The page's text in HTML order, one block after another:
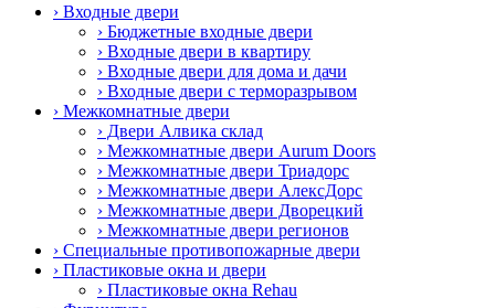
› Входные двери
› Бюджетные входные двери
› Входные двери в квартиру
› Входные двери для дома и дачи
› Входные двери с терморазрывом
› Межкомнатные двери
› Двери Алвика склад
› Межкомнатные двери Aurum Doors
› Межкомнатные двери Триадорс
› Межкомнатные двери АлексДорс
› Межкомнатные двери Дворецкий
› Межкомнатные двери регионов
› Специальные противопожарные двери
› Пластиковые окна и двери
› Пластиковые окна Rehau